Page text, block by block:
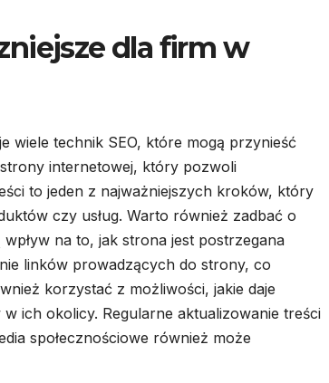
dla firm w
wiele technik SEO, które mogą przynieść
internetowej, który pozwoli
to jeden z najważniejszych kroków, który
czy usług. Warto również zadbać o
na to, jak strona jest postrzegana
linków prowadzących do strony, co
korzystać z możliwości, jakie daje
ich okolicy. Regularne aktualizowanie treści
społecznościowe również może